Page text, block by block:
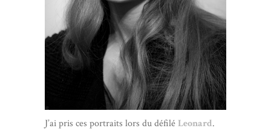
J’ai pris ces portraits lors du défilé Leonard.